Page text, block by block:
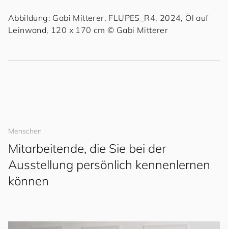
Abbildung: Gabi Mitterer, FLUPES_R4, 2024, Öl auf
Leinwand, 120 x 170 cm © Gabi Mitterer
Menschen
Mitarbeitende, die Sie bei der
Ausstellung persönlich kennenlernen
können